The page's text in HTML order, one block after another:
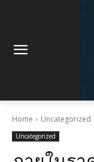
Home Uncategorized
Uncategorized